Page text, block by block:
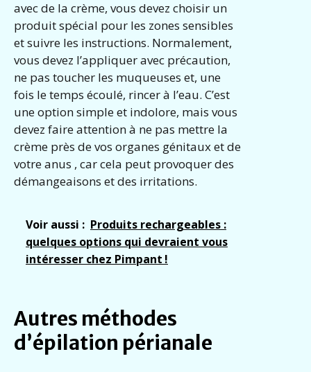
avec de la crème, vous devez choisir un
produit spécial pour les zones sensibles
et suivre les instructions. Normalement,
vous devez l’appliquer avec précaution,
ne pas toucher les muqueuses et, une
fois le temps écoulé, rincer à l’eau. C’est
une option simple et indolore, mais vous
devez faire attention à ne pas mettre la
crème près de vos organes génitaux et de
votre anus , car cela peut provoquer des
démangeaisons et des irritations.
Voir aussi : Produits rechargeables :
quelques options qui devraient vous
intéresser chez Pimpant !
Autres méthodes
d’épilation périanale